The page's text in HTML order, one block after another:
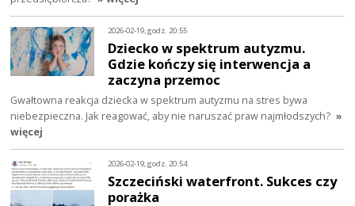
2026-02-19, godz. 20:55
Dziecko w spektrum autyzmu.
Gdzie kończy się interwencja a
zaczyna przemoc
Gwałtowna reakcja dziecka w spektrum autyzmu na stres bywa
niebezpieczna. Jak reagować, aby nie naruszać praw najmłodszych? »
więcej
2026-02-19, godz. 20:54
Szczeciński waterfront. Sukces czy
porażka